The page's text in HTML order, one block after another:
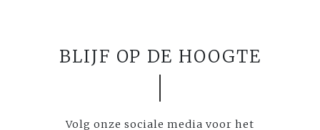
BLIJF OP DE HOOGTE
Volg onze sociale media voor het